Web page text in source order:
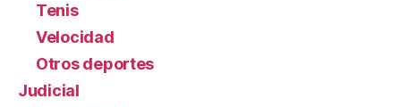
Tenis
Velocidad
Otros deportes
Judicial